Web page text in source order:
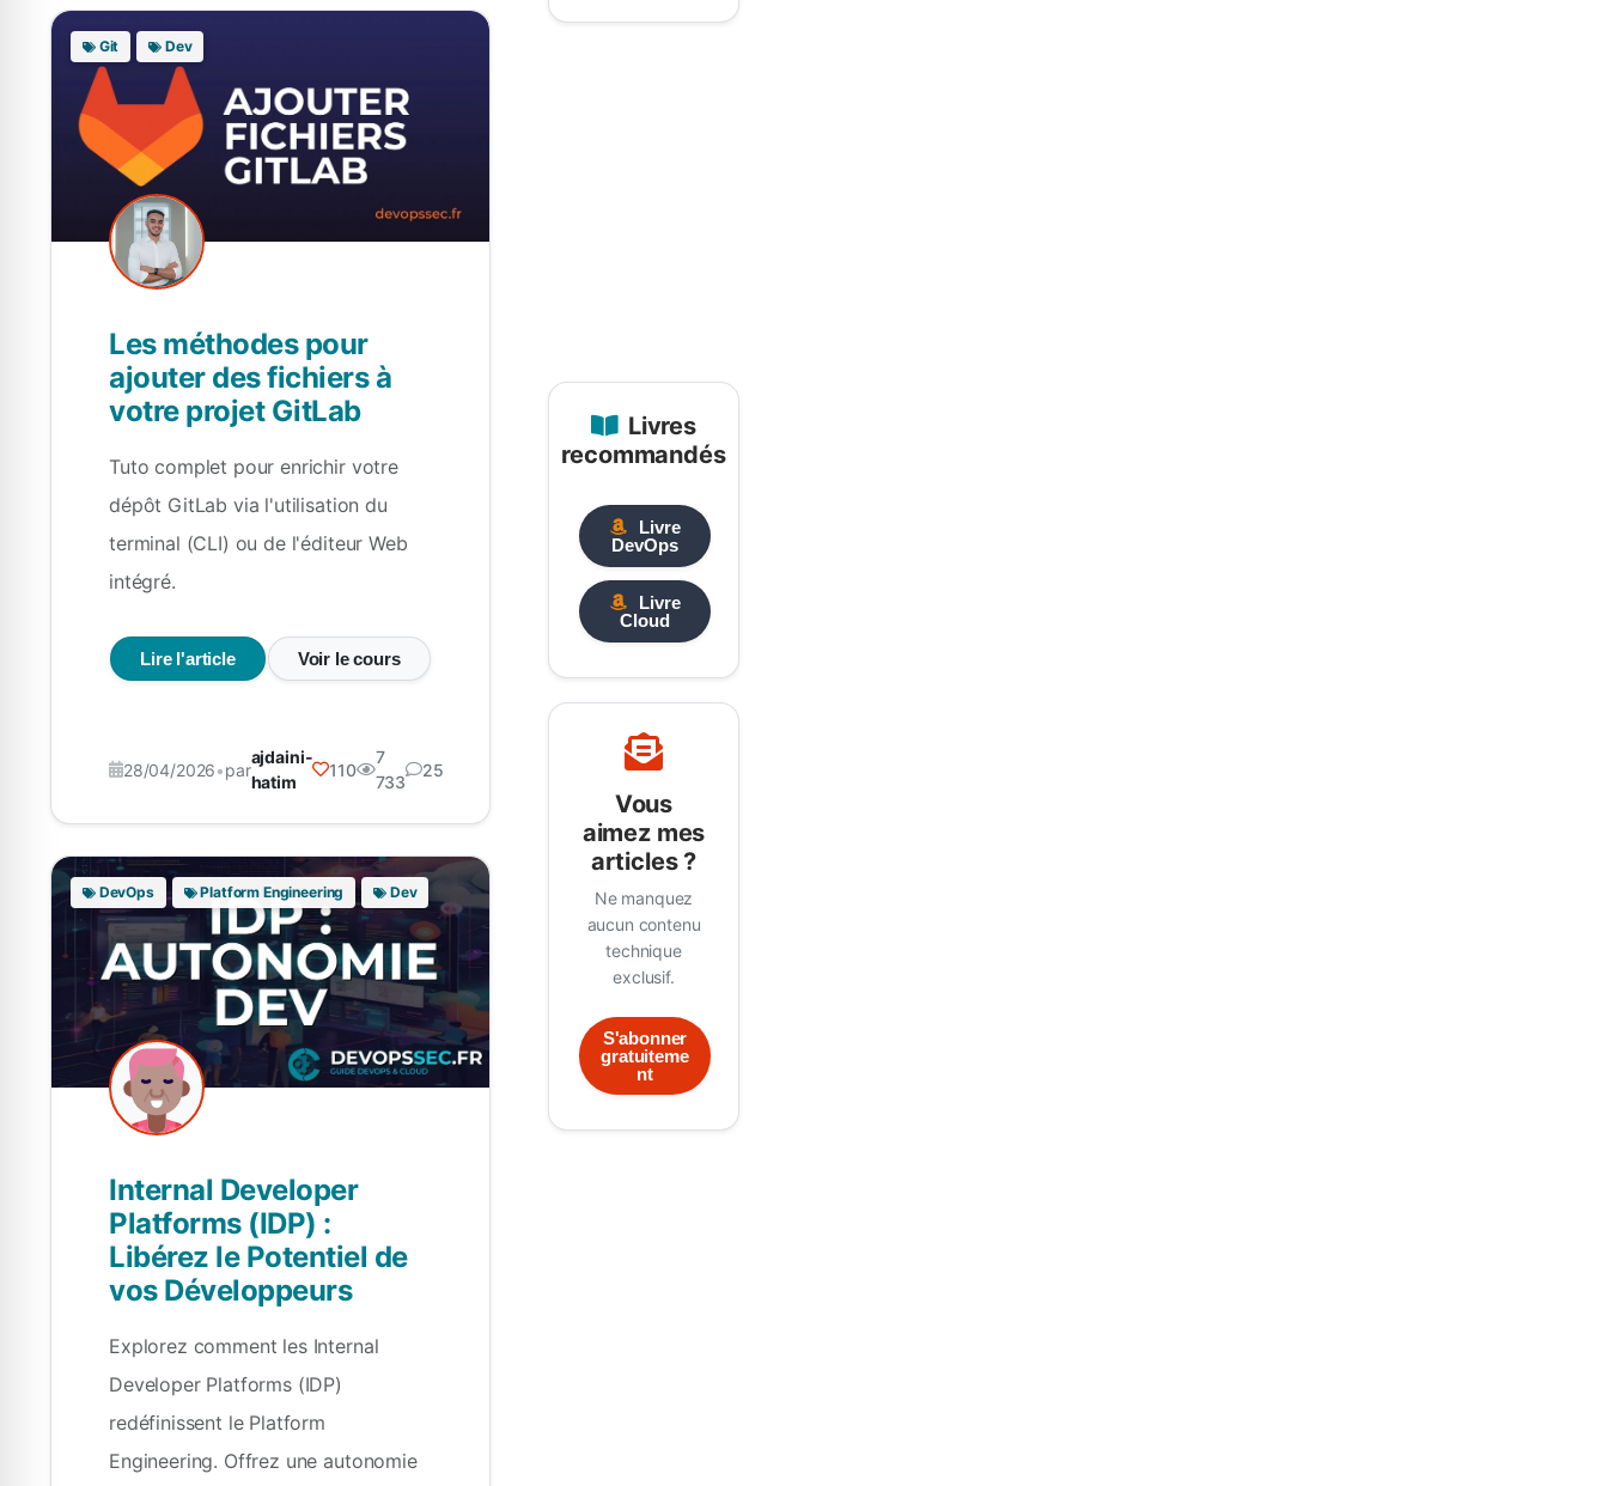
Git Dev
Les méthodes pour
ajouter des fichiers à
votre projet GitLab
Tuto complet pour enrichir votre
dépôt GitLab via l'utilisation du
terminal (CLI) ou de l'éditeur Web
intégré.
Lire l'article Voir le cours
28/04/2026•par
ajdaini-
hatim
110
7
733
25
DevOps Platform Engineering Dev
Internal Developer
Platforms (IDP) :
Libérez le Potentiel de
vos Développeurs
Explorez comment les Internal
Developer Platforms (IDP)
redéfinissent le Platform
Engineering. Offrez une autonomie
Livres
recommandés
Livre
DevOps
Livre
Cloud
Vous
aimez mes
articles ?
Ne manquez
aucun contenu
technique
exclusif.
S'abonner
gratuiteme
nt